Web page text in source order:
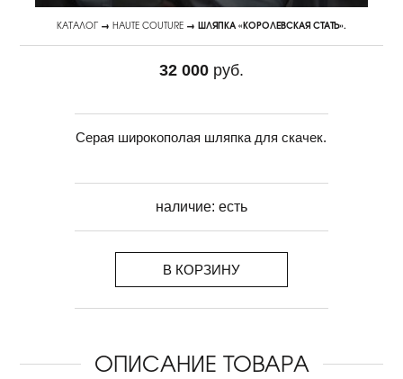
КАТАЛОГ → HAUTE COUTURE → ШЛЯПКА «КОРОЛЕВСКАЯ СТАТЬ».
Серая широкополая шляпка для скачек.
наличие: есть
32 000руб.
В КОРЗИНУ
ОПИСАНИЕ ТОВАРА